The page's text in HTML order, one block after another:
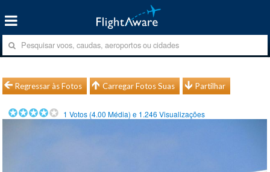
Regressar às Fotos Carregar Fotos Suas Partilhar
1 Votos (4.00 Média) e 1.246 Visualizações